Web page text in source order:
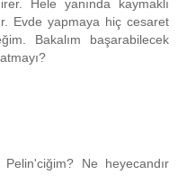
Hele yanında kaymaklı
Evde yapmaya hiç cesaret
Bakalım başarabilecek
Pelin'ciğim? Ne heyecandır